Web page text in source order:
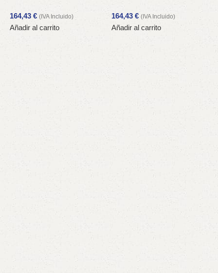
164,43 € (IVA Incluido)
Añadir al carrito
164,43 € (IVA Incluido)
Añadir al carrito